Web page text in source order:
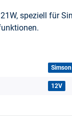
speziell für
Simson
12V